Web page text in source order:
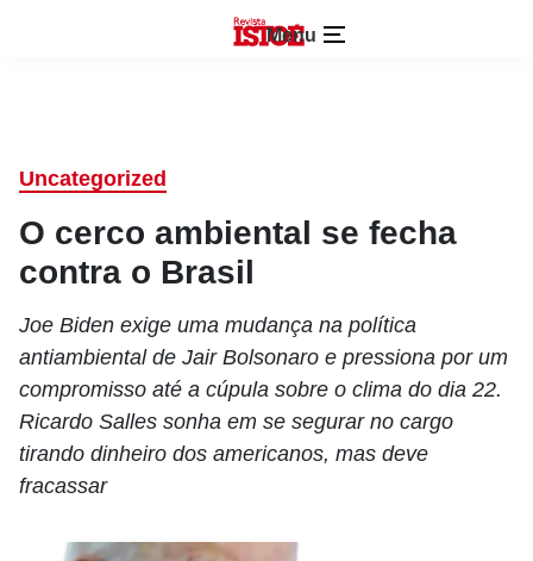
Menu
Uncategorized
O cerco ambiental se fecha
contra o Brasil
Joe Biden exige uma mudança na política
antiambiental de Jair Bolsonaro e pressiona por um
compromisso até a cúpula sobre o clima do dia 22.
Ricardo Salles sonha em se segurar no cargo
tirando dinheiro dos americanos, mas deve
fracassar